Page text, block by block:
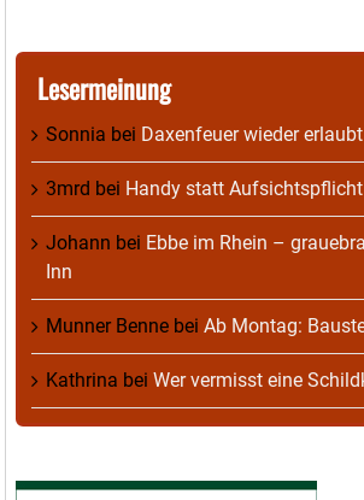
Lesermeinung
Sonnia bei Daxenfeuer wieder erlaubt
3mrd bei Handy statt Aufsichtspflicht
Johann bei Ebbe im Rhein –
Inn
Munner Benne bei Ab Montag:
Kathrina bei Wer vermisst eine